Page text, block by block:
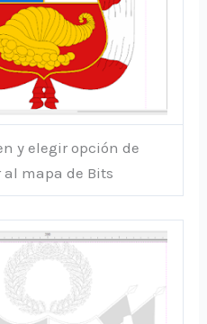
y elegir opción de
al mapa de Bits